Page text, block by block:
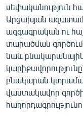
սեփականություն
Արցախյան
ազգագրական ու
տարածման
նաև
բնակարան
վաստակավոր